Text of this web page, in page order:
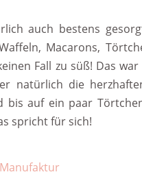
auch bestens
Macarons,
Fall zu süß! Das
natürlich die
bis auf ein paar
spricht für sich!